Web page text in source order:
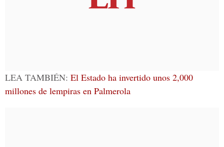
LEA TAMBIÉN: El Estado ha invertido unos 2,000
millones de lempiras en Palmerola